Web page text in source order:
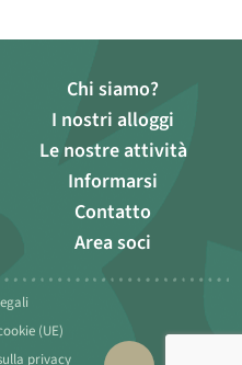
Chi siamo?
I nostri alloggi
Le nostre attività
Informarsi
Contatto
Area soci
(UE)
privacy